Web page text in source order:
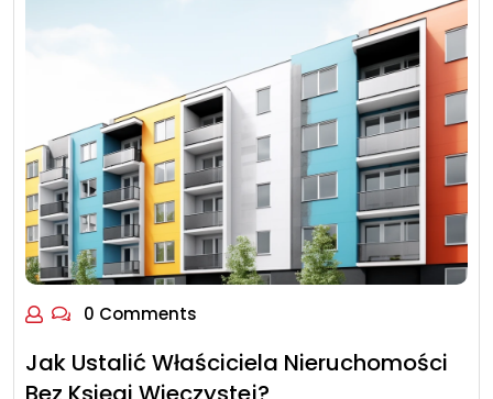
0 Comments
Jak Ustalić Właściciela Nieruchomości